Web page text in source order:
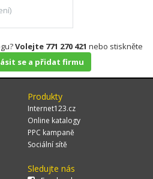
Volejte 771 270 421 nebo stiskněte
se a přidat firmu
Produkty
Internet123.cz
Online katalogy
PPC kampaně
Sociální sítě
Sledujte nás